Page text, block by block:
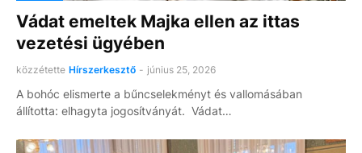
Vádat emeltek Majka ellen az ittas
vezetési ügyében
közzétette Hírszerkesztő - június 25, 2026
A bohóc elismerte a bűncselekményt és vallomásában
állította: elhagyta jogosítványát. Vádat…